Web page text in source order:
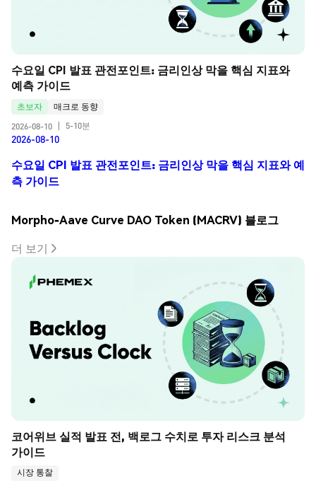
수요일 CPI 발표 관전포인트: 금리인상 막을 핵심 지표와
예측 가이드
초보자
매크로 동향
2026-08-10
5-10분
2026-08-10
수요일 CPI 발표 관전포인트: 금리인상 막을 핵심 지표와 예
측 가이드
Morpho-Aave Curve DAO Token (MACRV) 블로그
더 보기
코어위브 실적 발표 전, 백로그 수치로 투자 리스크 분석
가이드
시장 통찰